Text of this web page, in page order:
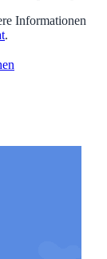
Informationen
.